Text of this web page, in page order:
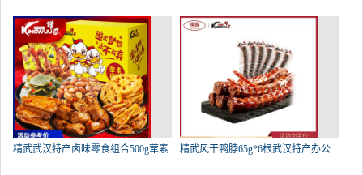
精武武汉特产卤味零食组合500g荤素 精武风干鸭脖65g*6根武汉特产办公